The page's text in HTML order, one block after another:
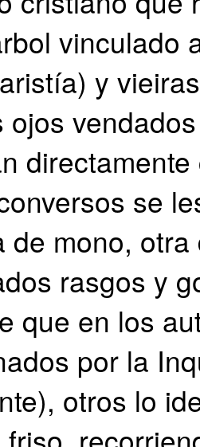
vinculado
y
ojos
se
de mono,
rasgos y
que en los
por la
otros lo